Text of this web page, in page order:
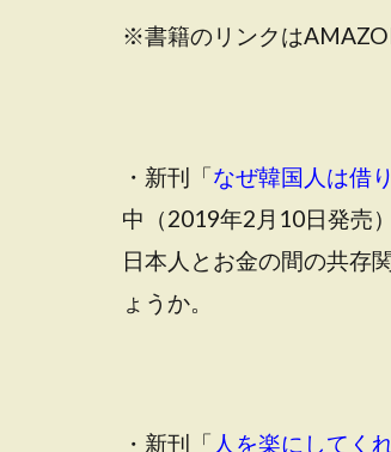
※書籍のリンクは
・新刊「なぜ韓国人は借
中（2019年2月10日発売
日本人とお金の間の共存
ょうか。
・新刊「 人を楽にしてく